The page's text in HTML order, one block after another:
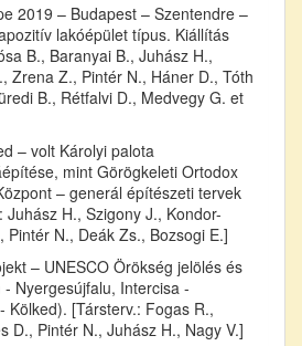
2019 – Budapest – Szentendre –
lakóépület típus. Kiállítás
B., Baranyai B., Juhász H.,
Zrena Z., Pintér N., Háner D., Tóth
B., Rétfalvi D., Medvegy G. et
– volt Károlyi palota
mint Görögkeleti Ortodox
– generál építészeti tervek
H., Szigony J., Kondor-
Pintér N., Deák Zs., Bozsogi E.]
– UNESCO Örökség jelölés és
Nyergesújfalu, Intercisa -
Kölked). [Társterv.: Fogas R.,
D., Pintér N., Juhász H., Nagy V.]